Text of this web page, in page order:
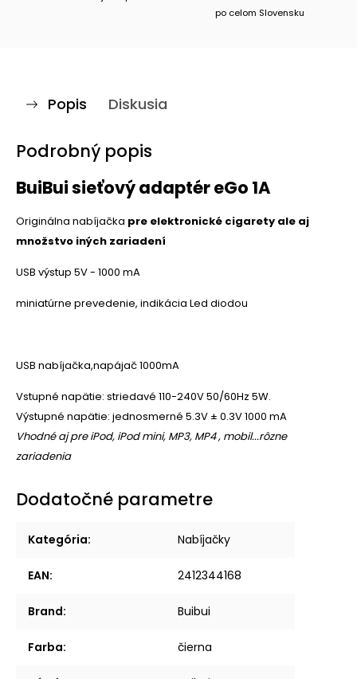
po celom Slovensku
Popis Diskusia
Podrobný popis
BuiBui sieťový adaptér eGo 1A
Originálna nabíjačka pre elektronické cigarety ale aj
množstvo iných zariadení
USB výstup 5V - 1000 mA
miniatúrne prevedenie, indikácia Led diodou
USB nabíjačka,napájač 1000mA
Vstupné napätie: striedavé 110-240V 50/60Hz 5W.
Výstupné napätie: jednosmerné 5.3V ± 0.3V 1000 mA
Vhodné aj pre iPod, iPod mini, MP3, MP4 , mobil...rôzne
zariadenia
Dodatočné parametre
Kategória: Nabíjačky
EAN: 2412344168
Brand: Buibui
Farba: čierna